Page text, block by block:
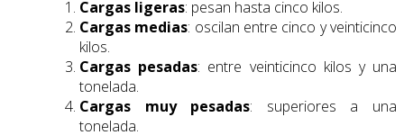
Cargas ligeras: pesan hasta cinco kilos.
Cargas medias: oscilan entre cinco y veinticinco
kilos.
Cargas pesadas: entre veinticinco kilos y una
tonelada.
Cargas muy pesadas: superiores a una
tonelada.